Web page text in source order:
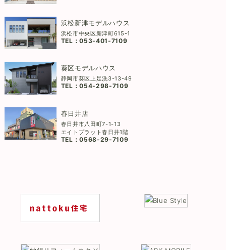
浜松新津モデルハウス
浜松市中央区新津町615-1
TEL：053-401-7109
葵区モデルハウス
静岡市葵区上足洗3-13-49
TEL：054-298-7109
春日井店
春日井市八田町7-1-13
エイトプラット春日井1階
TEL：0568-29-7109